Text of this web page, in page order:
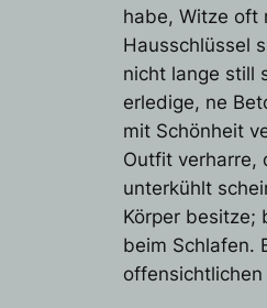
habe, Witze oft
Hausschlüssel
nicht lange still
erledige, ne
mit Schönheit
Outfit verharre,
unterkühlt
Körper besitze;
beim Schlafen.